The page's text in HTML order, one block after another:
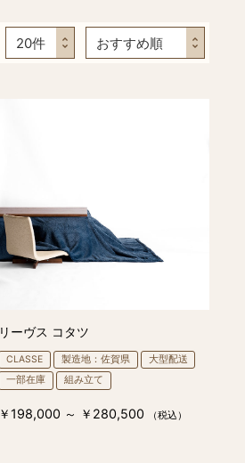
リーヴス コタツ
CLASSE 製造地：佐賀県
大型配送
一部在庫
組み立て
￥198,000 ～ ￥280,500 （税込）